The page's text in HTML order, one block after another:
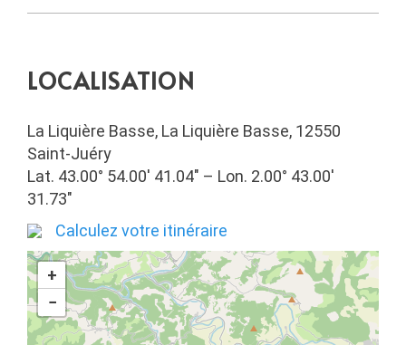
LOCALISATION
La Liquière Basse, La Liquière Basse, 12550
Saint-Juéry
Lat. 43.00° 54.00′ 41.04″ – Lon. 2.00° 43.00′
31.73″
Calculez votre itinéraire
+
−